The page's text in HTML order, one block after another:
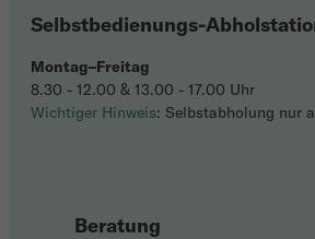
Beratung
Selbstbedienungs-
Montag–Freitag
8.30 - 12.00 & 13.00 - 17.00 Uhr
Wichtiger Hinweis: Selbstabholung nur